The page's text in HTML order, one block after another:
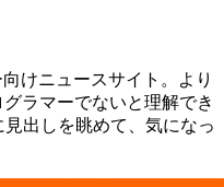
けニュースサイト。より
ラマーでないと理解でき
出しを眺めて、気になっ